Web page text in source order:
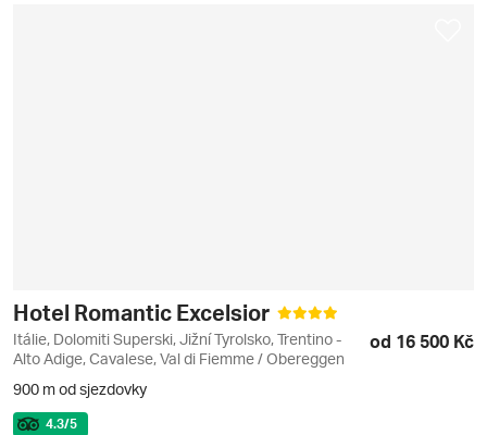
Hotel Romantic Excelsior
Itálie, Dolomiti Superski, Jižní Tyrolsko, Trentino -
Alto Adige, Cavalese, Val di Fiemme / Obereggen
od 16 500 Kč
900 m od sjezdovky
4.3/5